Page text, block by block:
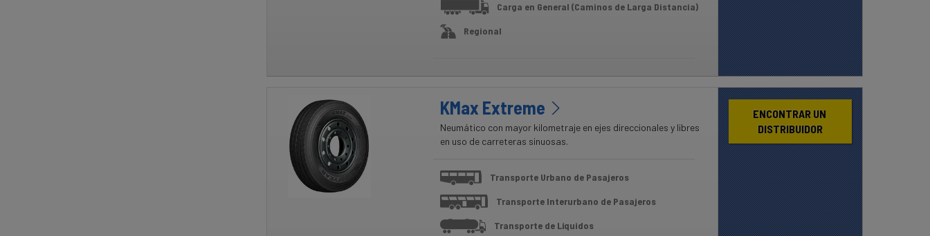
Carga en General (Caminos de Larga Distancia)
Regional
KMax Extreme
Neumático con mayor kilometraje en ejes direccionales y libres
en uso de carreteras sinuosas.
Transporte Urbano de Pasajeros
Transporte Interurbano de Pasajeros
Transporte de Líquidos
ENCONTRAR UN
DISTRIBUIDOR